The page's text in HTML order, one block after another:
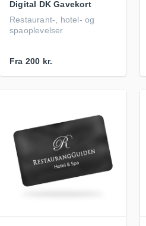
Digital DK Gavekort
Restaurant-, hotel- og
spaoplevelser
Fra 200 kr.